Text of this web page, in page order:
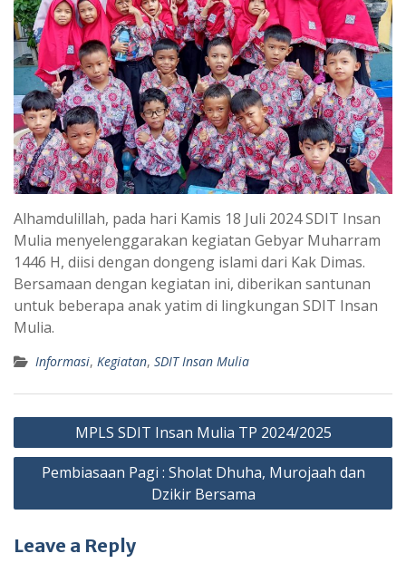
Alhamdulillah, pada hari Kamis 18 Juli 2024 SDIT Insan
Mulia menyelenggarakan kegiatan Gebyar Muharram
1446 H, diisi dengan dongeng islami dari Kak Dimas.
Bersamaan dengan kegiatan ini, diberikan santunan
untuk beberapa anak yatim di lingkungan SDIT Insan
Mulia.
Informasi, Kegiatan, SDIT Insan Mulia
Post
navigation
MPLS SDIT Insan Mulia TP 2024/2025
Pembiasaan Pagi : Sholat Dhuha, Murojaah dan
Dzikir Bersama
Leave a Reply